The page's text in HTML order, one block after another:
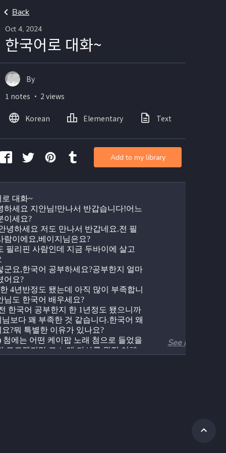
Back
Oct 4, 2024
한국어로 대화~
로 대화~
하세요 지안님!만나서 반갑습니다!어느
이세요?
녕하세요 저도 만나서 반갑네요.전 필
람이에요,베이지님은요?
필리핀 사람인데 지금 두바이에 살고
군요,한국어 공부하세요?공부한지 얼마
어요?
4년반정도 됐는데 아직 많이 부족합니
님도 한국어 배우세요?
한국어 공부한지 한 1년정도 됐으니까
보다 꽤 부족한 것 같습니다.한국어 왜
?뭐 특별한 이유가 있나요?
첨에는 어떤 케이팝 노래 첨으로 들었을
모르겠지만 그 노래 가사를 완전 이해
See more
By
1 notes ・ 2 views
Korean Elementary Text
Add to my library